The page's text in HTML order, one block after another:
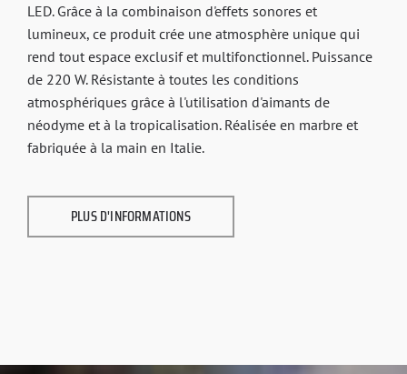
LED. Grâce à la combinaison d'effets sonores et
lumineux, ce produit crée une atmosphère unique qui
rend tout espace exclusif et multifonctionnel. Puissance
de 220 W. Résistante à toutes les conditions
atmosphériques grâce à l'utilisation d'aimants de
néodyme et à la tropicalisation. Réalisée en marbre et
fabriquée à la main en Italie.
PLUS D'INFORMATIONS